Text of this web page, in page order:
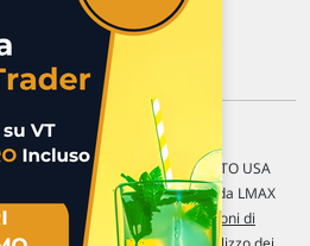
Italia s.r.l.
differite di 15 min. / MERCATO USA
/ FOREX Quotazioni fornite da LMAX
delle nostre Condizioni di